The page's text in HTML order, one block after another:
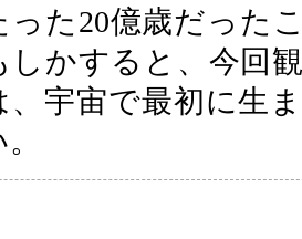
った20億歳だった
しかすると、今回
、宇宙で最初に生